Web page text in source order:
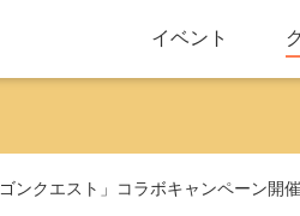
イベント
ンクエスト」コラボキャンペーン開催